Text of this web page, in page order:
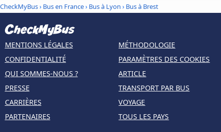
CheckMyBus› Bus en France› Bus à Lyon › Bus à Brest
MENTIONS LÉGALES
CONFIDENTIALITÉ
QUI SOMMES-NOUS ?
PRESSE
CARRIÈRES
PARTENAIRES
MÉTHODOLOGIE
PARAMÈTRES DES COOKIES
ARTICLE
TRANSPORT PAR BUS
VOYAGE
TOUS LES PAYS